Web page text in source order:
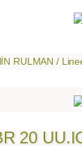
20